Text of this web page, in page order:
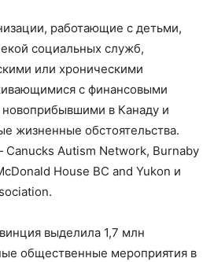
работающие с детьми,
социальных служб,
или хроническими
с финансовыми
в Канаду и
жизненные обстоятельства.
Autism Network, Burnaby
House BC and Yukon и
выделила 1,7 млн
общественные мероприятия в